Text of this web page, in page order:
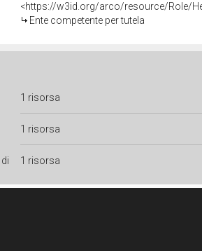
<https://w3id.org/arco/resource/Role/
Ente competente per tutela
1 risorsa
1 risorsa
di 1 risorsa